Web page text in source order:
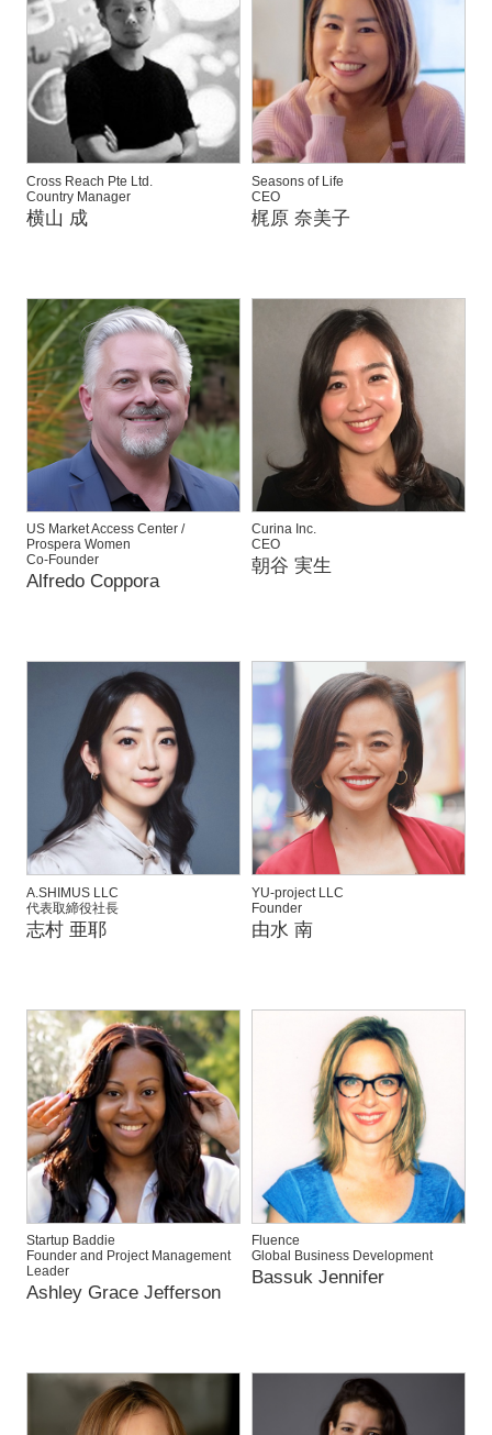
Cross Reach Pte Ltd.
Country Manager
横山 成
Seasons of Life
CEO
梶原 奈美子
US Market Access Center /
Prospera Women
Co-Founder
Alfredo Coppora
Curina Inc.
CEO
朝谷 実生
A.SHIMUS LLC
代表取締役社長
志村 亜耶
YU-project LLC
Founder
由水 南
Startup Baddie
Founder and Project Management
Leader
Ashley Grace Jefferson
Fluence
Global Business Development
Bassuk Jennifer